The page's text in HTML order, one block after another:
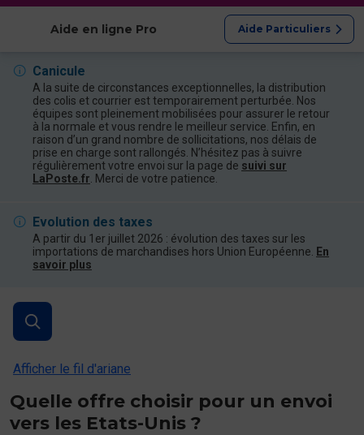
Aide en ligne Pro Aide Particuliers
Canicule
A la suite de circonstances exceptionnelles, la distribution
des colis et courrier est temporairement perturbée. Nos
équipes sont pleinement mobilisées pour assurer le retour
à la normale et vous rendre le meilleur service. Enfin, en
raison d’un grand nombre de sollicitations, nos délais de
prise en charge sont rallongés. N’hésitez pas à suivre
régulièrement votre envoi sur la page de suivi sur
LaPoste.fr . Merci de votre patience.
Evolution des taxes
A partir du 1er juillet 2026 : évolution des taxes sur les
importations de marchandises hors Union Européenne.
En
savoir plus
Afficher le fil d'ariane
Quelle offre choisir pour un envoi
vers les Etats-Unis ?